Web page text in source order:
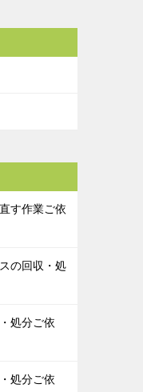
す作業ご依
の回収・処
処分ご依
処分ご依